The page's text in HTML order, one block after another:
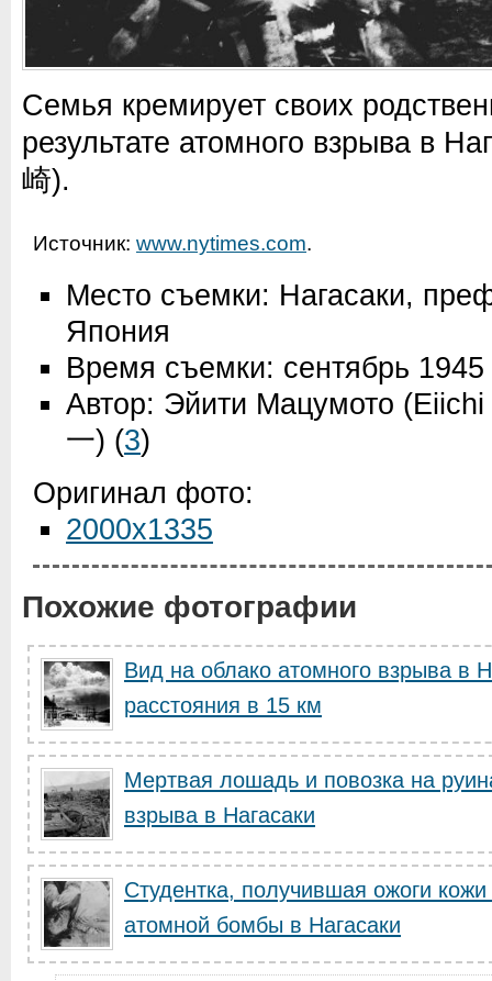
Семья кремирует своих
результате атомного взрыва в
崎).
Источник: www.nytimes.com.
Место съемки: Нагасаки,
Япония
Время съемки: сентябрь 1945
Автор: Эйити Мацумото
一) (3)
Оригинал фото:
2000x1335
Похожие фотографии
Вид на облако атомного взрыва в
расстояния в 15 км
Мертвая лошадь и повозка на
взрыва в Нагасаки
Студентка, получившая ожоги
атомной бомбы в Нагасаки